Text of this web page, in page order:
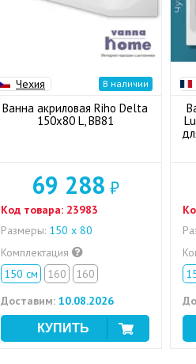
Чехия В наличии
Ванна акриловая Riho Delta
150x80 L, BB81
69 288 ₽
Код товара: 23983
Размеры: 150 х 80
Комплектация
150 см
160
160
Доставим: 10.08.2026